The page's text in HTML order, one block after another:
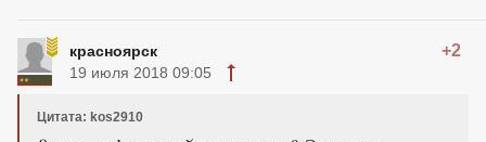
красноярск +2
19 июля 2018 09:05
Цитата: kos2910